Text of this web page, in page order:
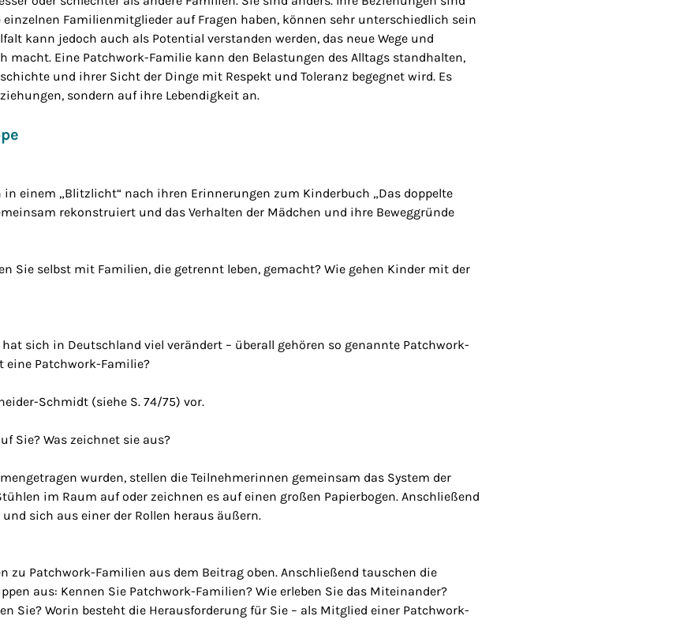
Familienmitglieder auf Fragen haben, können sehr unterschiedlich sein
kann jedoch auch als Potential verstanden werden, das neue Wege und
macht. Eine Patchwork-Familie kann den Belastungen des Alltags standhalten,
und ihrer Sicht der Dinge mit Respekt und Toleranz begegnet wird. Es
sondern auf ihre Lebendigkeit an.
in einem „Blitzlicht“ nach ihren Erinnerungen zum Kinderbuch „Das doppelte
rekonstruiert und das Verhalten der Mädchen und ihre Beweggründe
Sie selbst mit Familien, die getrennt leben, gemacht? Wie gehen Kinder mit der
sich in Deutschland viel verändert – überall gehören so genannte Patchwork-
eine Patchwork-Familie?
Schmidt (siehe S. 74/75) vor.
Sie? Was zeichnet sie aus?
wurden, stellen die Teilnehmerinnen gemeinsam das System der
im Raum auf oder zeichnen es auf einen großen Papierbogen. Anschließend
sich aus einer der Rollen heraus äußern.
zu Patchwork-Familien aus dem Beitrag oben. Anschließend tauschen die
aus: Kennen Sie Patchwork-Familien? Wie erleben Sie das Miteinander?
Sie? Worin besteht die Herausforderung für Sie – als Mitglied einer Patchwork-